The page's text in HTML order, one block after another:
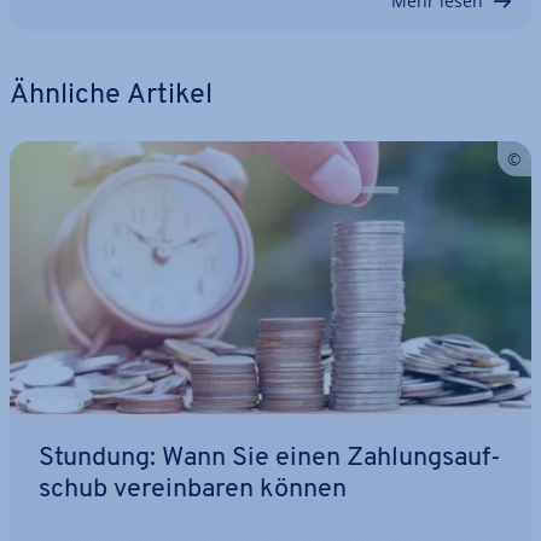
Ähnliche Artikel
Stundung: Wann Sie einen Zah­lungs­auf­
schub ver­ein­ba­ren können